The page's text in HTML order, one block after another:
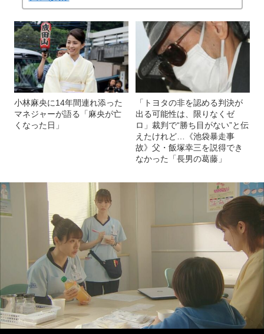
小林麻央に14年間連れ添った
マネジャーが語る「麻央が亡
くなった日」
「トヨタの非を認める判決が
出る可能性は、限りなくゼ
ロ」裁判で“勝ち目がない”と伝
えたけれど…《池袋暴走事
故》父・飯塚幸三を説得でき
なかった「長男の葛藤」